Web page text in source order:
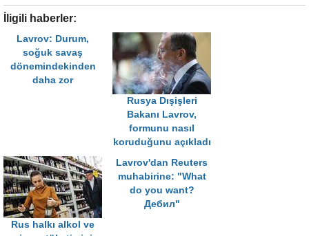
İligili haberler:
Lavrov: Durum,
soğuk savaş
dönemindekinden
daha zor
Rusya Dışişleri
Bakanı Lavrov,
formunu nasıl
koruduğunu açıkladı
Rus halkı alkol ve
Lavrov'dan Reuters
muhabirine: "What
do you want?
Дебил"